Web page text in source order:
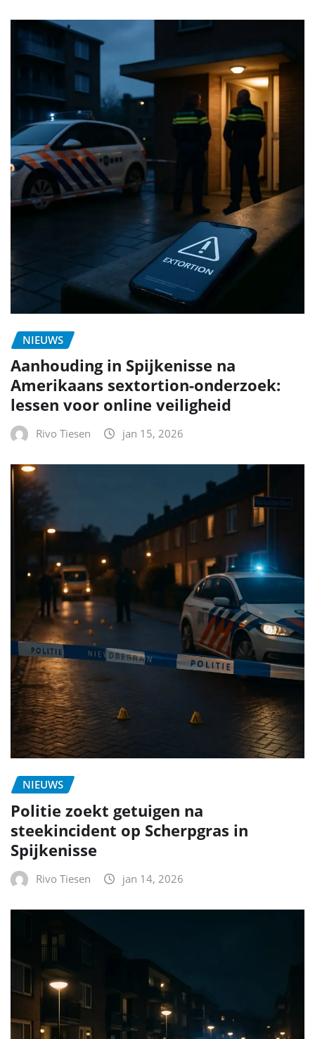
NIEUWS
Aanhouding in Spijkenisse na
Amerikaans sextortion-onderzoek:
lessen voor online veiligheid
Rivo Tiesen jan 15, 2026
NIEUWS
Politie zoekt getuigen na
steekincident op Scherpgras in
Spijkenisse
Rivo Tiesen jan 14, 2026